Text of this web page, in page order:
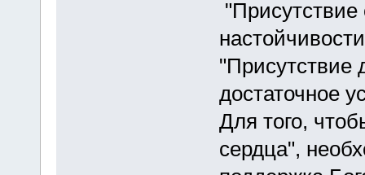
"Присутствие
"Присутствие
достаточное
Для того,
сердца",